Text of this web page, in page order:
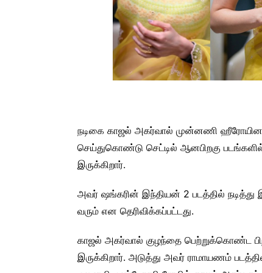
நடிகை காஜல் அகர்வால் முன்னணி
செய்துகொண்டு செட்டில் ஆனபிறகு
இருக்கிறார்.
அவர் ஷங்கரின் இந்தியன் 2 படத்தில் நடித்து
வரும் என தெரிவிக்கப்பட்டது.
காஜல் அகர்வால் குழந்தை பெற்றுக்கொண்ட
இருக்கிறார். அடுத்து அவர் ராமாயணம்